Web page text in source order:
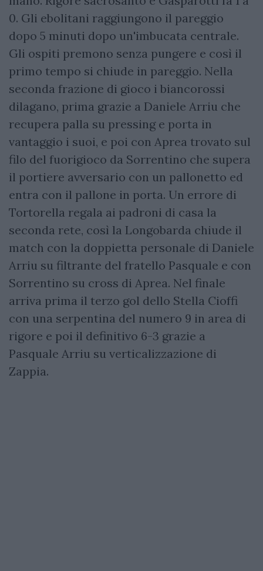
0. Gli ebolitani raggiungono il pareggio
dopo 5 minuti dopo un'imbucata centrale.
Gli ospiti premono senza pungere e così il
primo tempo si chiude in pareggio. Nella
seconda frazione di gioco i biancorossi
dilagano, prima grazie a Daniele Arriu che
recupera palla su pressing e porta in
vantaggio i suoi, e poi con Aprea trovato sul
filo del fuorigioco da Sorrentino che supera
il portiere avversario con un pallonetto ed
entra con il pallone in porta. Un errore di
Tortorella regala ai padroni di casa la
seconda rete, così la Longobarda chiude il
match con la doppietta personale di Daniele
Arriu su filtrante del fratello Pasquale e con
Sorrentino su cross di Aprea. Nel finale
arriva prima il terzo gol dello Stella Cioffi
con una serpentina del numero 9 in area di
rigore e poi il definitivo 6-3 grazie a
Pasquale Arriu su verticalizzazione di
Zappia.